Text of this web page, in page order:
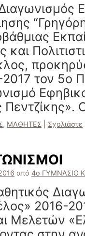
και
τον 5ο
, ΜΑΘΗΤΕΣ Σχολιάστε
από 4ο ΓΥΜΝΑΣΙΟ
2016-
Μελετών